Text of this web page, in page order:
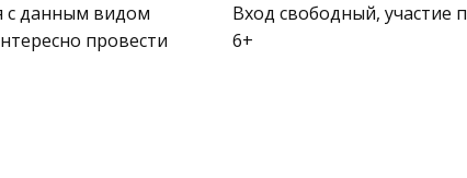
с данным видом
провести
Вход свободный, участие
6+